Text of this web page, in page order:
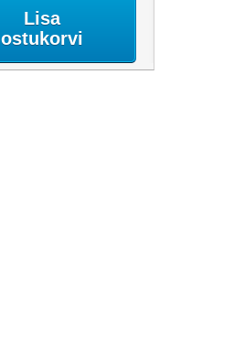
Lisa
ostukorvi